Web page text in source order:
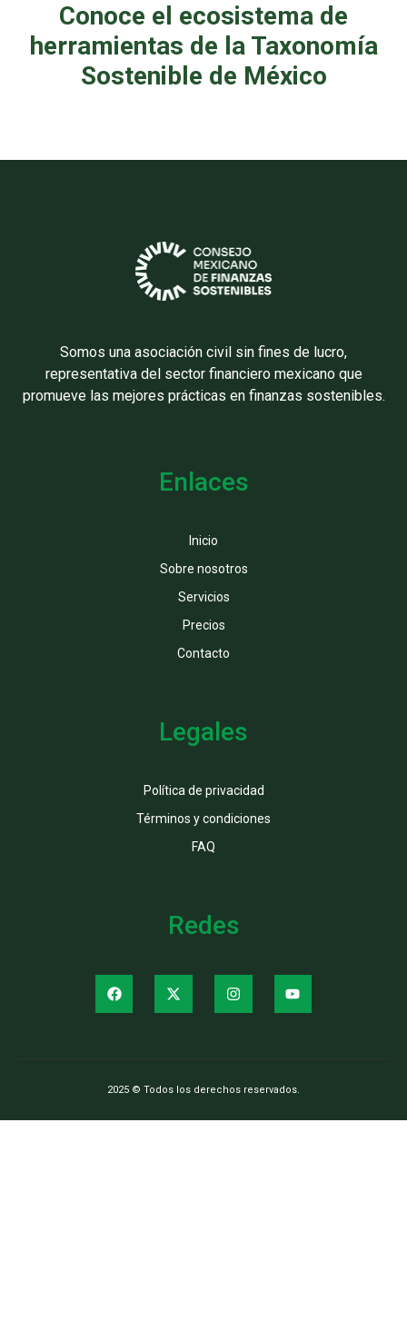
Conoce el ecosistema de
herramientas de la Taxonomía
Sostenible de México
Somos una asociación civil sin fines de lucro,
representativa del sector financiero mexicano que
promueve las mejores prácticas en finanzas sostenibles.
Enlaces
Inicio
Sobre nosotros
Servicios
Precios
Contacto
Legales
Política de privacidad
Términos y condiciones
FAQ
Redes
2025 © Todos los derechos reservados.